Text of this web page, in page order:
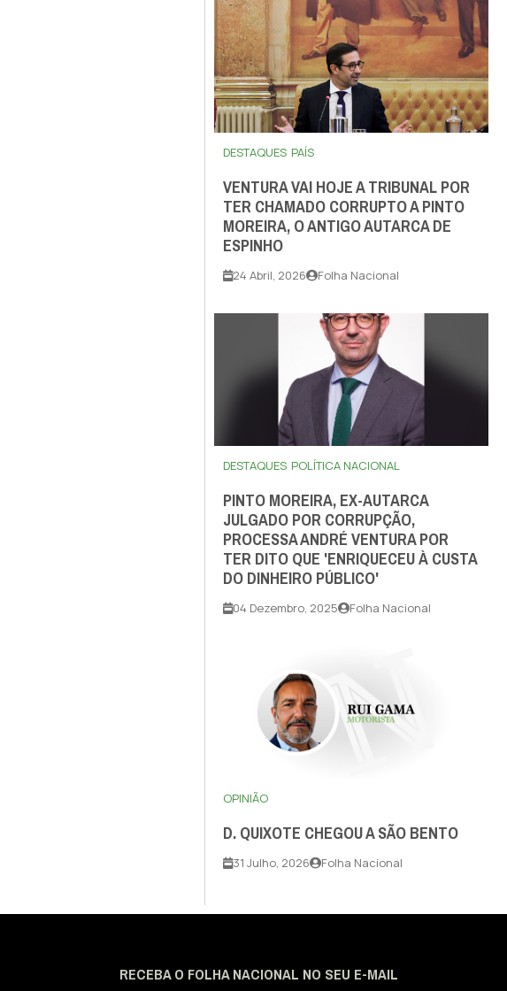
DESTAQUES PAÍS
VENTURA VAI HOJE A TRIBUNAL POR
TER CHAMADO CORRUPTO A PINTO
MOREIRA, O ANTIGO AUTARCA DE
ESPINHO
24 Abril, 2026 Folha Nacional
DESTAQUES POLÍTICA NACIONAL
PINTO MOREIRA, EX-AUTARCA
JULGADO POR CORRUPÇÃO,
PROCESSA ANDRÉ VENTURA POR
TER DITO QUE 'ENRIQUECEU À CUSTA
DO DINHEIRO PÚBLICO'
04 Dezembro, 2025 Folha Nacional
OPINIÃO
D. QUIXOTE CHEGOU A SÃO BENTO
31 Julho, 2026 Folha Nacional
RECEBA O FOLHA NACIONAL NO SEU E-MAIL